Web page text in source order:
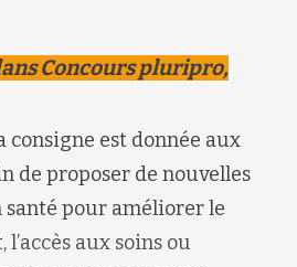
Concours pluripro,
consigne est donnée aux
de proposer de nouvelles
santé pour améliorer le
aux soins ou